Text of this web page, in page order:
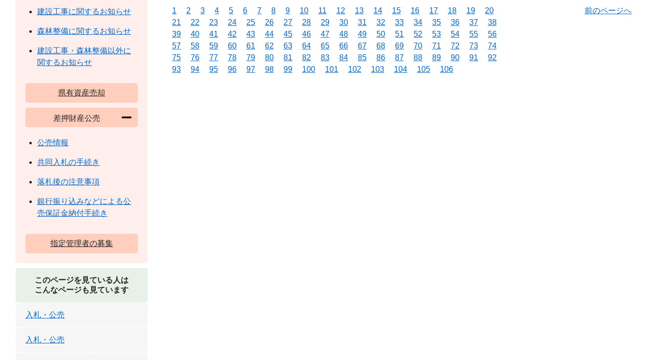
1 2 3 4 5 6 7 8 9 10 11 12 13 14 15 16 17 18 19
20
21
22 23 24 25 26 27 28 29 30 31 32 33 34 35 36 37
38
39
40 41 42 43 44 45 46 47 48 49 50 51 52 53 54 55
56
57
58 59 60 61 62 63 64 65 66 67 68 69 70 71 72 73
74
75
76 77 78 79 80 81 82 83 84 85 86 87 88 89 90 91
92
93
94 95 96 97 98 99 100 101 102 103 104 105 106
前のページへ
建設工事に関するお知らせ
森林整備に関するお知らせ
建設工事・森林整備以外に
関するお知らせ
県有資産売却
差押財産公売
公売情報
共同入札の手続き
落札後の注意事項
銀行振り込みなどによる公
売保証金納付手続き
指定管理者の募集
このページを見ている人は
こんなページも見ています
入札・公売
入札・公売